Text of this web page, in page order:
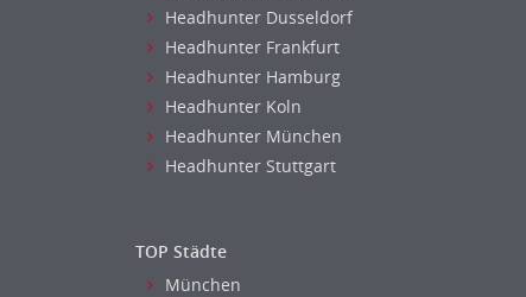
Headhunter Dusseldorf
Headhunter Frankfurt
Headhunter Hamburg
Headhunter Koln
Headhunter München
Headhunter Stuttgart
TOP Städte
München